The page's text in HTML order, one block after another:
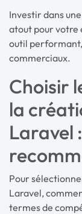
Investir dans
atout pour votre
outil
commerciaux.
Choisir
la
Laravel
Pour
Laravel,
termes de